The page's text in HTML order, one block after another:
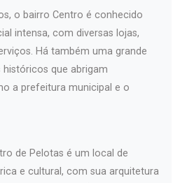
o bairro Centro é conhecido
intensa, com diversas lojas,
Há também uma grande
que abrigam
a prefeitura municipal e o
de Pelotas é um local de
e cultural, com sua arquitetura